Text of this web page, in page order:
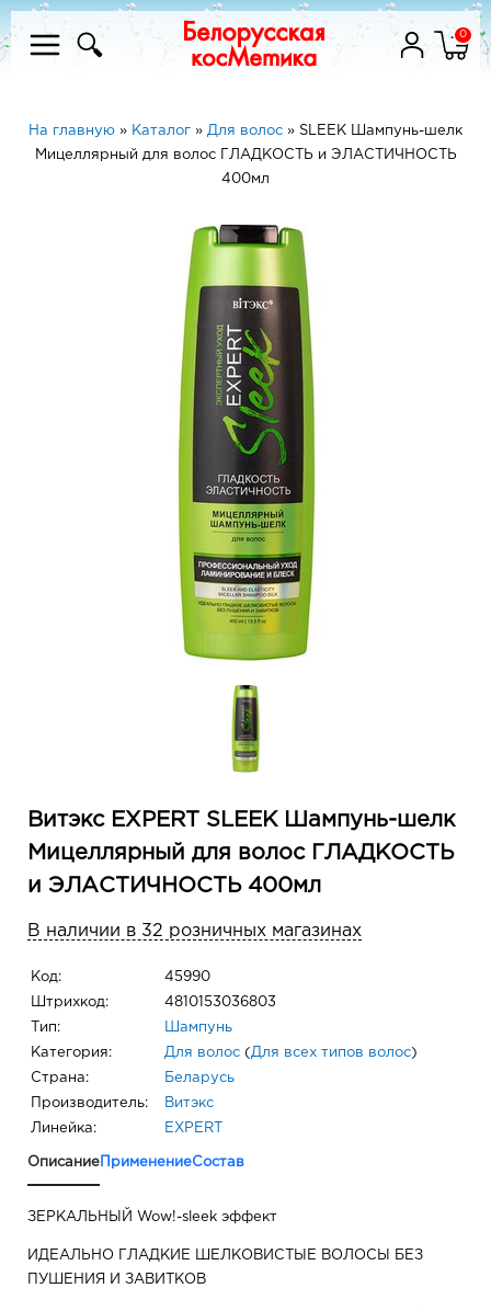
0
На главную » Каталог » Для волос » SLEEK Шампунь-шелк
Мицеллярный для волос ГЛАДКОСТЬ и ЭЛАСТИЧНОСТЬ
400мл
Витэкс EXPERT SLEEK Шампунь-шелк
Мицеллярный для волос ГЛАДКОСТЬ
и ЭЛАСТИЧНОСТЬ 400мл
В наличии в 32 розничных магазинах
Код: 45990
Штрихкод: 4810153036803
Тип: Шампунь
Категория: Для волос ( Для всех типов волос)
Страна: Беларусь
Производитель: Витэкс
Линейка: EXPERT
Описание ПрименениеСостав
ЗЕРКАЛЬНЫЙ Wow!-sleek эффект
ИДЕАЛЬНО ГЛАДКИЕ ШЕЛКОВИСТЫЕ ВОЛОСЫ БЕЗ
ПУШЕНИЯ И ЗАВИТКОВ